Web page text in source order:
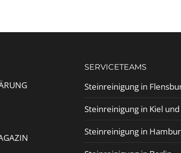
SERVICETEAMS
Steinreinigung in
Steinreinigung in Kiel
Steinreinigung in